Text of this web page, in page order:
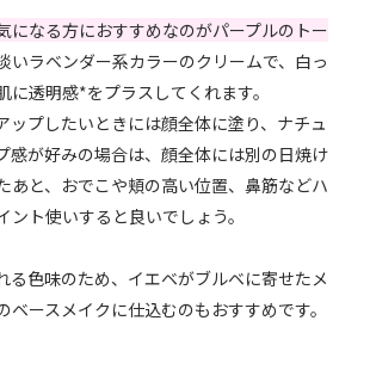
になる方におすすめなのがパープルのトー
いラベンダー系カラーのクリームで、白っ
に透明感*をプラスしてくれます。
ップしたいときには顔全体に塗り、ナチュ
感が好みの場合は、顔全体には別の日焼け
あと、おでこや頬の高い位置、鼻筋などハ
ント使いすると良いでしょう。
る色味のため、イエベがブルベに寄せたメ
ベースメイクに仕込むのもおすすめです。